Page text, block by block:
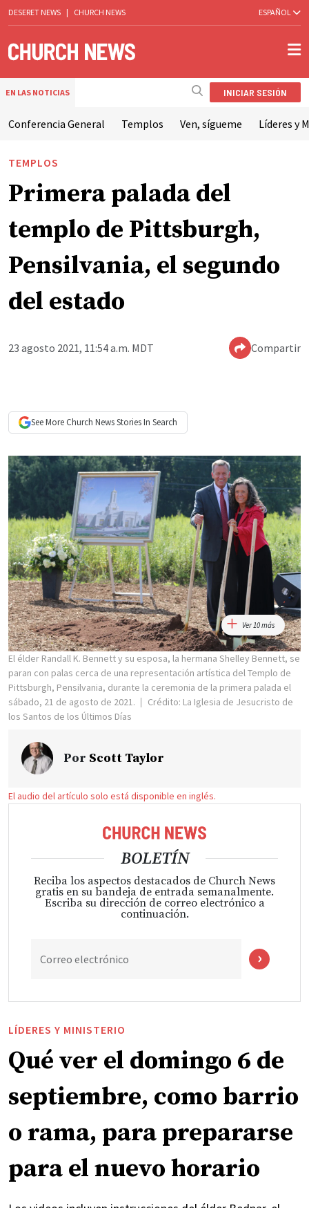
DESERET NEWS | CHURCH NEWS ESPAÑOL
EN LAS NOTICIAS INICIAR SESIÓN
Conferencia General Templos Ven, sígueme Líderes y
TEMPLOS
Primera palada del
templo de Pittsburgh,
Pensilvania, el segundo
del estado
23 agosto 2021, 11:54 a.m. MDT Compartir
See More Church NewsStories In Search
Ver 10 más
El élder Randall K. Bennett y su esposa, la hermana Shelley Bennett, se
paran con palas cerca de una representación artística del Templo de
Pittsburgh, Pensilvania, durante la ceremonia de la primera palada el
sábado, 21 de agosto de 2021.
Crédito: La Iglesia de Jesucristo de
los Santos de los Últimos Días
Por Scott Taylor
El audio del artículo solo está disponible en inglés.
BOLETÍN
Reciba los aspectos destacados de Church News
gratis en su bandeja de entrada semanalmente.
Escriba su dirección de correo electrónico a
continuación.
Correo electrónico
LÍDERES Y MINISTERIO
Qué ver el domingo 6 de
septiembre, como barrio
o rama, para prepararse
para el nuevo horario